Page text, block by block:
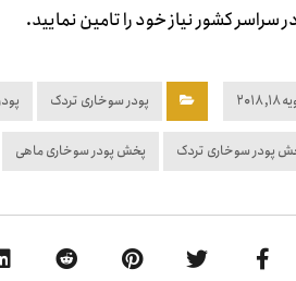
کشور نیاز خود را تامین نمایید.
۲۰۱۸ پودر سوخاری تردک
پودر سوخاری تردک پخش پودر سوخاری ماهی